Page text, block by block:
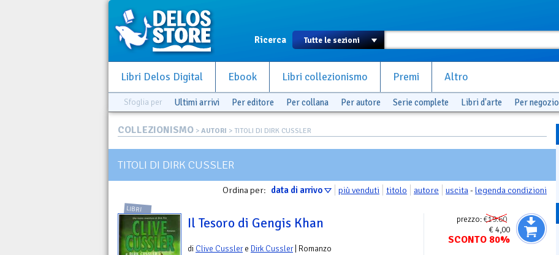
Ricerca
Libri Delos Digital Ebook Libri collezionismo Premi Altro
Sfoglia per Ultimi arrivi Per editore Per collana Per autore Serie complete Libri d'arte Per negozio
COLLEZIONISMO > AUTORI > TITOLI DI DIRK CUSSLER
TITOLI DI DIRK CUSSLER
Ordina per: data di arrivo più venduti titolo autore uscita-legenda condizioni
prezzo:€19.60
€ 4,00
SCONTO 80%
LIBRI
Il Tesoro di Gengis Khan
di Clive Cusslere Dirk Cussler| Romanzo